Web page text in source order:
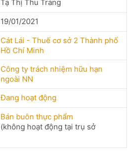
Tạ Thị Thu Trang
19/01/2021
Cát Lái - Thuế cơ sở 2 Thành phố
Hồ Chí Minh
Công ty trách nhiệm hữu hạn
ngoài NN
Đang hoạt động
Bán buôn thực phẩm
(không hoạt động tại trụ sở